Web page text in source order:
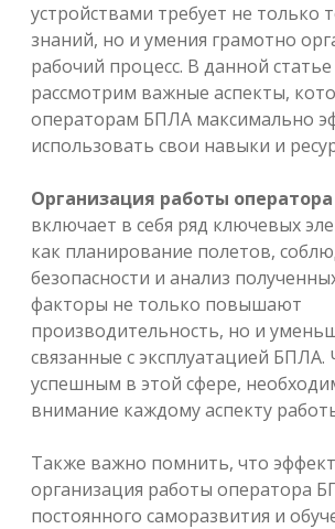
устройствами требует не только
знаний, но и умения грамотно
рабочий процесс. В данной
рассмотрим важные аспекты,
операторам БПЛА максимально
использовать свои навыки и
Организация работы
включает в себя ряд ключевых
как планирование полетов,
безопасности и анализ
факторы не только повышают
производительность, но и
связанные с эксплуатацией
успешным в этой сфере,
внимание каждому аспекту
Также важно помнить, что
организация работы оператора
постоянного саморазвития и